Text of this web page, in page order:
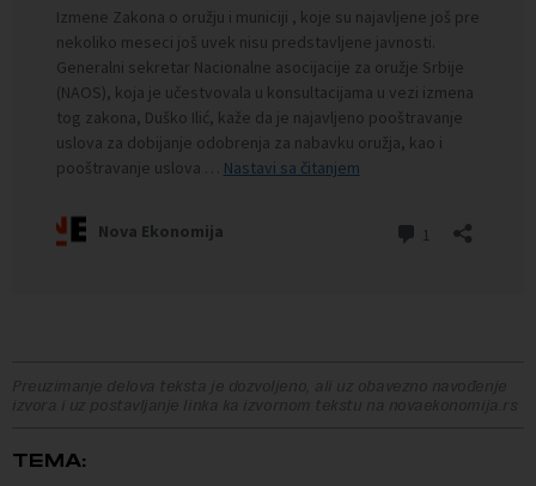
Preuzimanje delova teksta je dozvoljeno, ali uz obavezno navođenje
izvora i uz postavljanje linka ka izvornom tekstu na novaekonomija.rs
TEMA: